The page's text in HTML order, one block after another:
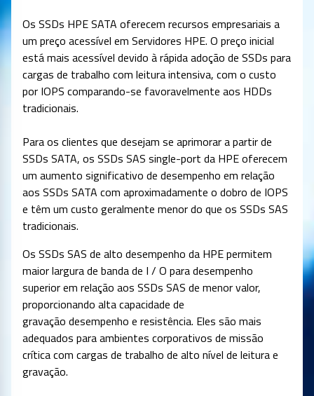
Os SSDs HPE SATA oferecem recursos empresariais a
um preço acessível em Servidores HPE. O preço inicial
está mais acessível devido à rápida adoção de SSDs para
cargas de trabalho com leitura intensiva, com o custo
por IOPS comparando-se favoravelmente aos HDDs
tradicionais.
Para os clientes que desejam se aprimorar a partir de
SSDs SATA, os SSDs SAS single-port da HPE oferecem
um aumento significativo de desempenho em relação
aos SSDs SATA com aproximadamente o dobro de IOPS
e têm um custo geralmente menor do que os SSDs SAS
tradicionais.
Os SSDs SAS de alto desempenho da HPE permitem
maior largura de banda de I / O para desempenho
superior em relação aos SSDs SAS de menor valor,
proporcionando alta capacidade de
gravação desempenho e resistência. Eles são mais
adequados para ambientes corporativos de missão
crítica com cargas de trabalho de alto nível de leitura e
gravação.